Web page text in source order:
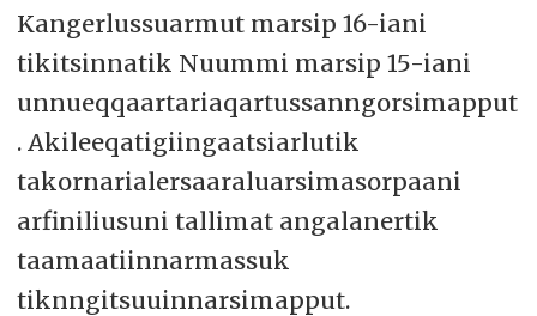
Kangerlussuarmut marsip 16-iani
tikitsinnatik Nuummi marsip 15-iani
unnueqqaartariaqartussanngorsimapput
. Akileeqatigiingaatsiarlutik
takornarialersaaraluarsimasorpaani
arfiniliusuni tallimat angalanertik
taamaatiinnarmassuk
tiknngitsuuinnarsimapput.